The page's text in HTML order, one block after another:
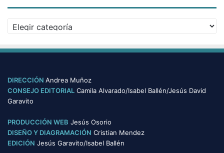
i
a
e
o
r
s
DIRECCIÓN Andrea Muñoz
CONSEJO EDITORIAL Camila Alvarado/Isabel Ballén/Jesús David
Garavito
PRODUCCIÓN WEB Jesús Osorio
DISEÑO Y DIAGRAMACIÓN Cristian Mendez
EDICIÓN Jesús Garavito/Isabel Ballén